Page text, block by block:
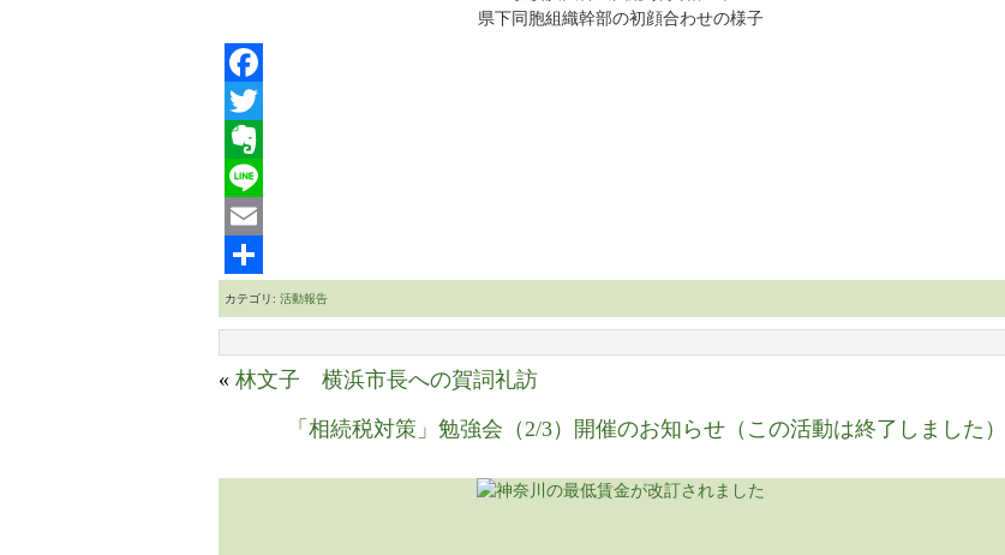
県下同胞組織幹部の初顔合わせの様子
Facebook
Twitter
Evernote
Line
Email
共
有
カテゴリ: 活動報告
« 林文子 横浜市長への賀詞礼訪
「相続税対策」勉強会（2/3）開催のお知らせ（この活動は終了しました）